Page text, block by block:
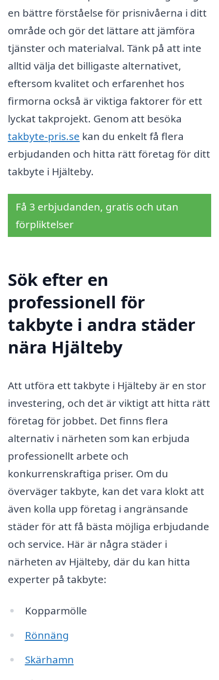
en bättre förståelse för prisnivåerna i ditt
område och gör det lättare att jämföra
tjänster och materialval. Tänk på att inte
alltid välja det billigaste alternativet,
eftersom kvalitet och erfarenhet hos
firmorna också är viktiga faktorer för ett
lyckat takprojekt. Genom att besöka
takbyte-pris.se kan du enkelt få flera
erbjudanden och hitta rätt företag för ditt
takbyte i Hjälteby.
Få 3 erbjudanden, gratis och utan
förpliktelser
Sök efter en
professionell för
takbyte i andra städer
nära Hjälteby
Att utföra ett takbyte i Hjälteby är en stor
investering, och det är viktigt att hitta rätt
företag för jobbet. Det finns flera
alternativ i närheten som kan erbjuda
professionellt arbete och
konkurrenskraftiga priser. Om du
överväger takbyte, kan det vara klokt att
även kolla upp företag i angränsande
städer för att få bästa möjliga erbjudande
och service. Här är några städer i
närheten av Hjälteby, där du kan hitta
experter på takbyte:
Kopparmölle
Rönnäng
Skärhamn